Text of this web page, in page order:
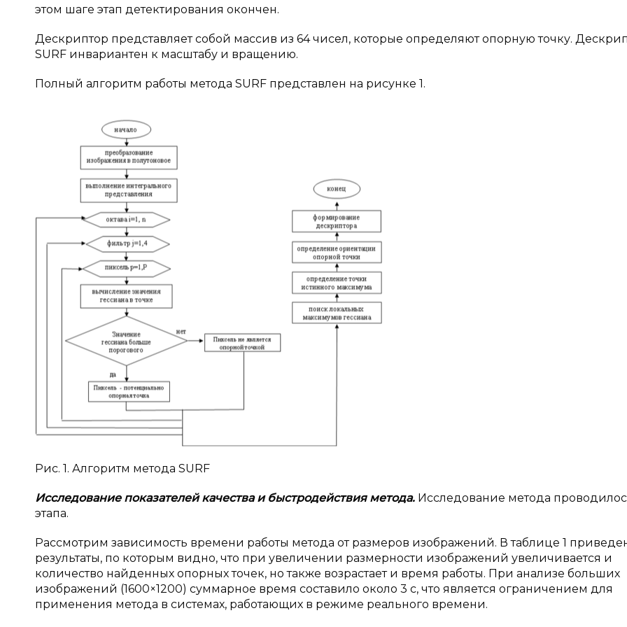
этом шаге этап детектирования окончен.
Дескриптор представляет собой массив из 64 чисел, которые определяют опорную точку.
SURF инвариантен к масштабу и вращению.
Полный алгоритм работы метода SURF представлен на рисунке 1.
Рис. 1. Алгоритм метода SURF
Исследование показателей качества и быстродействия метода. Исследование метода
этапа.
Рассмотрим зависимость времени работы метода от размеров изображений. В таблице 1
результаты, по которым видно, что при увеличении размерности изображений увеличивается и
количество найденных опорных точек, но также возрастает и время работы. При анализе больших
изображений (1600×1200) суммарное время составило около 3 с, что является ограничением для
применения метода в системах, работающих в режиме реального времени.